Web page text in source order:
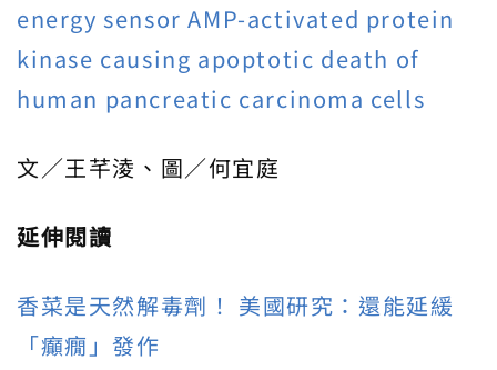
energy sensor AMP-activated protein
kinase causing apoptotic death of
human pancreatic carcinoma cells
文／王芊淩、圖／何宜庭
延伸閱讀
香菜是天然解毒劑！ 美國研究：還能延緩
「癲癇」發作